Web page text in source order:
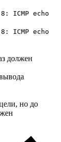
ICMP echo
ICMP echo
должен
но до